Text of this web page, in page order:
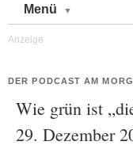
Menü
DER PODCAST AM
Wie grün ist
29. Dezember